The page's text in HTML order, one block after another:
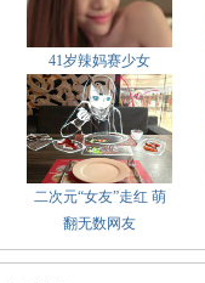
41岁辣妈赛少女
二次元“女友”走红 萌
翻无数网友